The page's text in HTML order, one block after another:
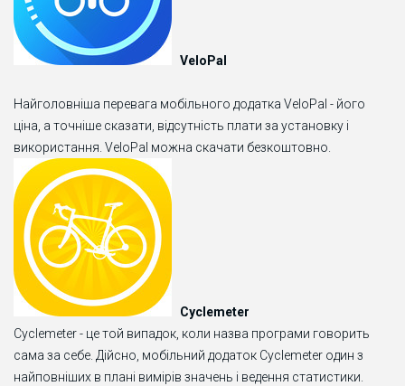
VeloPal
Найголовніша перевага мобільного додатка VeloPal - його
ціна, а точніше сказати, відсутність плати за установку і
використання. VeloPal можна скачати безкоштовно.
Cyclemeter
Cyclemeter - це той випадок, коли назва програми говорить
сама за себе. Дійсно, мобільний додаток Cyclemeter один з
найповніших в плані вимірів значень і ведення статистики.